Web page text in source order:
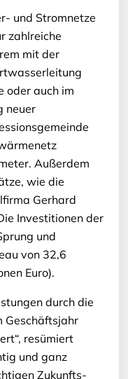
und Stromnetze
zahlreiche
mit der
oder auch im
neuer
Außerdem
wie die
Gerhard
Investitionen der
und
von 32,6
Euro).
durch die
Geschäftsjahr
resümiert
und ganz
Zukunfts-